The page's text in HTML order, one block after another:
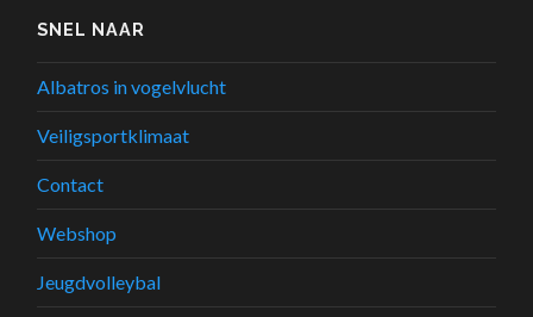
SNEL NAAR
Albatros in vogelvlucht
Veiligsportklimaat
Contact
Webshop
Jeugdvolleybal